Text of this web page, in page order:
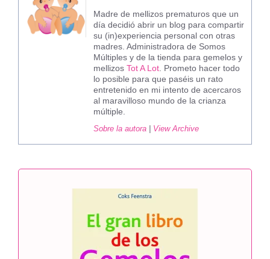
Madre de mellizos prematuros que un
día decidió abrir un blog para compartir
su (in)experiencia personal con otras
madres. Administradora de Somos
Múltiples y de la tienda para gemelos y
mellizos Tot A Lot . Prometo hacer todo
lo posible para que paséis un rato
entretenido en mi intento de acercaros
al maravilloso mundo de la crianza
múltiple.
Sobre la autora View Archive